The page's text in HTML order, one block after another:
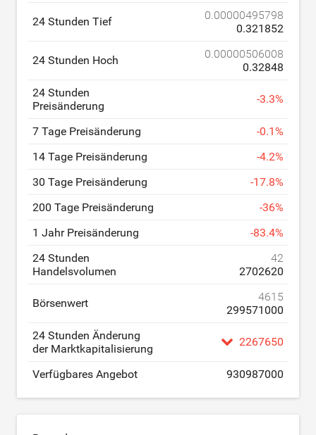
24 Stunden Tief
0.00000495798
0.321852
24 Stunden Hoch
0.00000506008
0.32848
24 Stunden
Preisänderung
-3.3%
7 Tage Preisänderung -0.1%
14 Tage Preisänderung
-4.2%
30 Tage Preisänderung
-17.8%
200 Tage Preisänderung
-36%
1 Jahr Preisänderung
-83.4%
24 Stunden
Handelsvolumen
42
2702620
Börsenwert
4615
299571000
24 Stunden Änderung
der Marktkapitalisierung
2267650
Verfügbares Angebot 930987000